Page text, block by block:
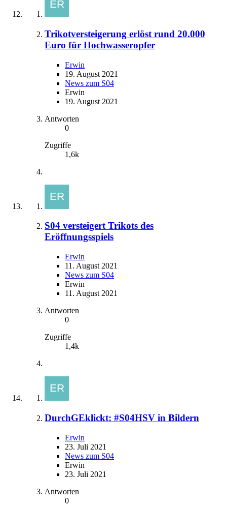
Trikotversteigerung erlöst rund 20.000
Euro für Hochwasseropfer
Erwin
19. August 2021
News zum S04
Erwin
19. August 2021
Antworten
0
Zugriffe
1,6k
S04 versteigert Trikots des
Eröffnungsspiels
Erwin
11. August 2021
News zum S04
Erwin
11. August 2021
Antworten
0
Zugriffe
1,4k
DurchGEklickt: #S04HSV in Bildern
Erwin
23. Juli 2021
News zum S04
Erwin
23. Juli 2021
Antworten
0